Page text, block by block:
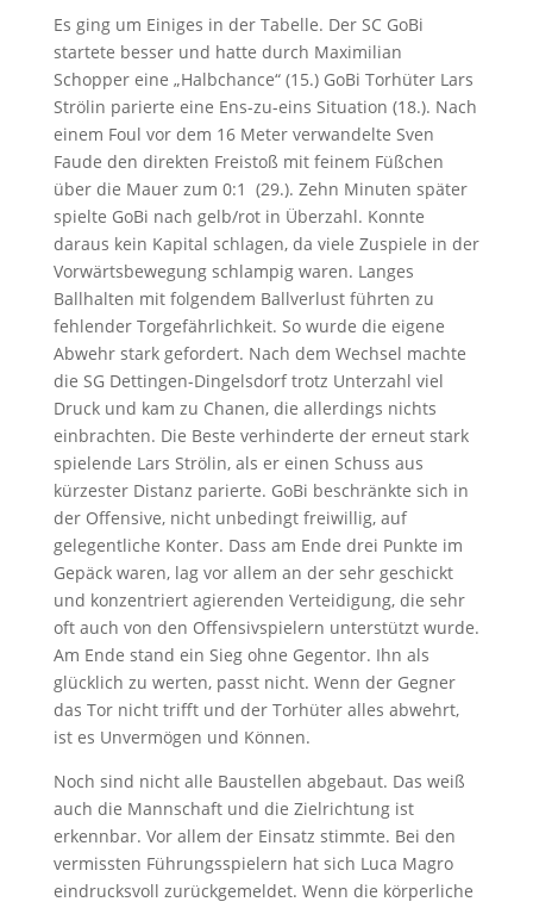
Es ging um Einiges in der Tabelle. Der SC GoBi
startete besser und hatte durch Maximilian
Schopper eine „Halbchance“ (15.) GoBi Torhüter Lars
Strölin parierte eine Ens-zu-eins Situation (18.). Nach
einem Foul vor dem 16 Meter verwandelte Sven
Faude den direkten Freistoß mit feinem Füßchen
über die Mauer zum 0:1 (29.). Zehn Minuten später
spielte GoBi nach gelb/rot in Überzahl. Konnte
daraus kein Kapital schlagen, da viele Zuspiele in der
Vorwärtsbewegung schlampig waren. Langes
Ballhalten mit folgendem Ballverlust führten zu
fehlender Torgefährlichkeit. So wurde die eigene
Abwehr stark gefordert. Nach dem Wechsel machte
die SG Dettingen-Dingelsdorf trotz Unterzahl viel
Druck und kam zu Chanen, die allerdings nichts
einbrachten. Die Beste verhinderte der erneut stark
spielende Lars Strölin, als er einen Schuss aus
kürzester Distanz parierte. GoBi beschränkte sich in
der Offensive, nicht unbedingt freiwillig, auf
gelegentliche Konter. Dass am Ende drei Punkte im
Gepäck waren, lag vor allem an der sehr geschickt
und konzentriert agierenden Verteidigung, die sehr
oft auch von den Offensivspielern unterstützt wurde.
Am Ende stand ein Sieg ohne Gegentor. Ihn als
glücklich zu werten, passt nicht. Wenn der Gegner
das Tor nicht trifft und der Torhüter alles abwehrt,
ist es Unvermögen und Können.
Noch sind nicht alle Baustellen abgebaut. Das weiß
auch die Mannschaft und die Zielrichtung ist
erkennbar. Vor allem der Einsatz stimmte. Bei den
vermissten Führungsspielern hat sich Luca Magro
eindrucksvoll zurückgemeldet. Wenn die körperliche